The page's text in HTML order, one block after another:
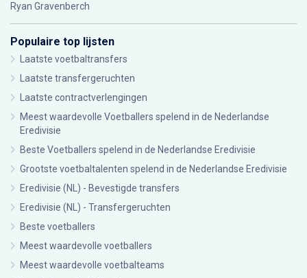
Ryan Gravenberch
Populaire top lijsten
Laatste voetbaltransfers
Laatste transfergeruchten
Laatste contractverlengingen
Meest waardevolle Voetballers spelend in de Nederlandse
Eredivisie
Beste Voetballers spelend in de Nederlandse Eredivisie
Grootste voetbaltalenten spelend in de Nederlandse Eredivisie
Eredivisie (NL) - Bevestigde transfers
Eredivisie (NL) - Transfergeruchten
Beste voetballers
Meest waardevolle voetballers
Meest waardevolle voetbalteams